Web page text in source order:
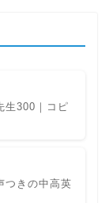
生300｜コピ
つきの中高英